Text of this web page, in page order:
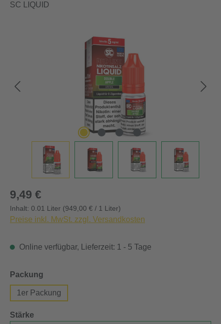
SC LIQUID
Bildergalerie überspringen
Regulärer Preis:
9,49 €
Inhalt: 0.01 Liter (949,00 € / 1 Liter)
Preise inkl. MwSt. zzgl. Versandkosten
Online verfügbar, Lieferzeit: 1 - 5 Tage
Packung
1er Packung
Stärke